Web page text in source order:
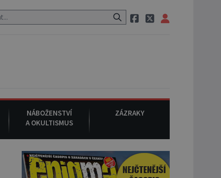
cestě utíká zvláštní psovitá šelma, údajně bájná čupakabra.
NÁBOŽENSTVÍ
A OKULTISMUS
ZÁZRAKY